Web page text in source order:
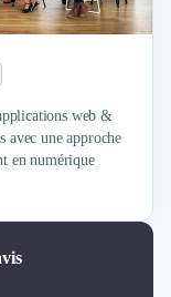
web &
avec une approche
en numérique